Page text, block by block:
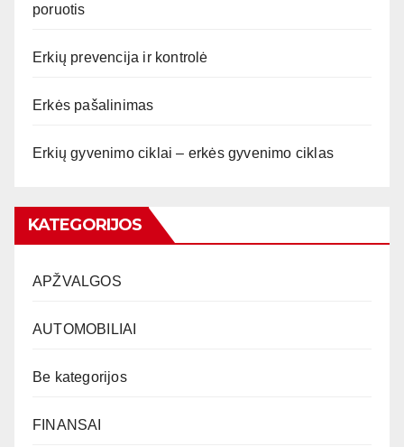
poruotis
Erkių prevencija ir kontrolė
Erkės pašalinimas
Erkių gyvenimo ciklai – erkės gyvenimo ciklas
KATEGORIJOS
APŽVALGOS
AUTOMOBILIAI
Be kategorijos
FINANSAI